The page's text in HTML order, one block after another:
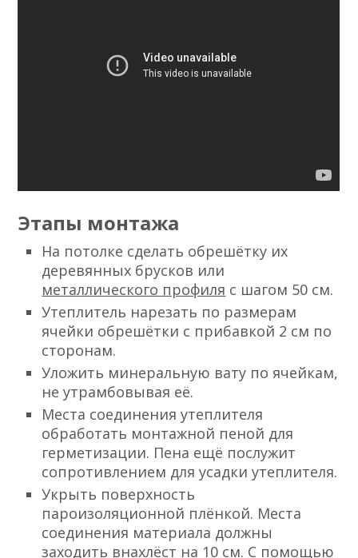
Этапы монтажа
На потолке сделать обрешётку их
деревянных брусков или
металлического профиля с шагом 50 см.
Утеплитель нарезать по размерам
ячейки обрешётки с прибавкой 2 см по
сторонам.
Уложить минеральную вату по ячейкам,
не утрамбовывая её.
Места соединения утеплителя
обработать монтажной пеной для
герметизации. Пена ещё послужит
сопротивлением для усадки утеплителя.
Укрыть поверхность
пароизоляционной плёнкой. Места
соединения материала должны
заходить внахлёст на 10 см. С помощью